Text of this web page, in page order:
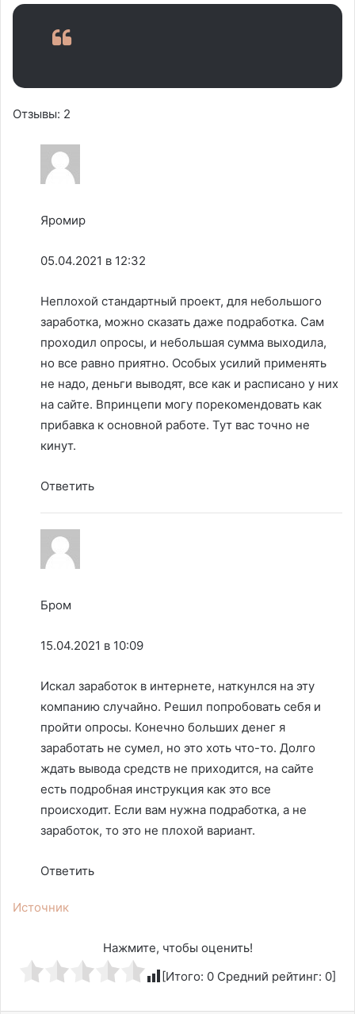
Отзывы: 2
Яромир
05.04.2021 в 12:32
Неплохой стандартный проект, для небольшого
заработка, можно сказать даже подработка. Сам
проходил опросы, и небольшая сумма выходила,
но все равно приятно. Особых усилий применять
не надо, деньги выводят, все как и расписано у них
на сайте. Впринцепи могу порекомендовать как
прибавка к основной работе. Тут вас точно не
кинут.
Ответить
Бром
15.04.2021 в 10:09
Искал заработок в интернете, наткунлся на эту
компанию случайно. Решил попробовать себя и
пройти опросы. Конечно больших денег я
заработать не сумел, но это хоть что-то. Долго
ждать вывода средств не приходится, на сайте
есть подробная инструкция как это все
происходит. Если вам нужна подработка, а не
заработок, то это не плохой вариант.
Ответить
Источник
Нажмите, чтобы оценить!
[Итого: 0 Средний рейтинг: 0]